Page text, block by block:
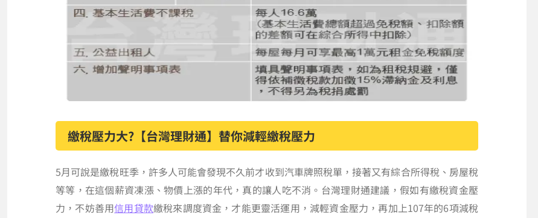
繳稅壓力大?【台灣理財通】替你減輕繳稅壓力
5月可說是繳稅旺季，許多人可能會發現不久前才收到汽車牌照稅單，接著又有綜合所得稅、房屋稅
等等，在這個薪資凍漲、物價上漲的年代，真的讓人吃不消。台灣理財通建議，假如有繳稅資金壓
力，不妨善用信用貸款繳稅來調度資金，才能更靈活運用，減輕資金壓力，再加上107年的6項減稅